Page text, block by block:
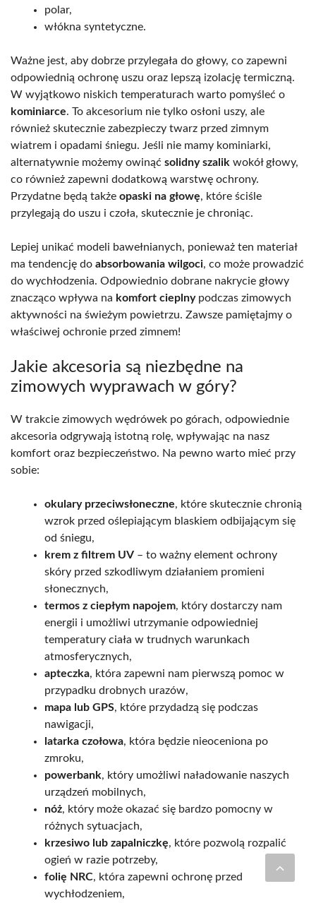
polar,
włókna syntetyczne.
Ważne jest, aby dobrze przylegała do głowy, co zapewni
odpowiednią ochronę uszu oraz lepszą izolację termiczną.
W wyjątkowo niskich temperaturach warto pomyśleć o
kominiarce. To akcesorium nie tylko osłoni uszy, ale
również skutecznie zabezpieczy twarz przed zimnym
wiatrem i opadami śniegu. Jeśli nie mamy kominiarki,
alternatywnie możemy owinąć solidny szalik wokół głowy,
co również zapewni dodatkową warstwę ochrony.
Przydatne będą także opaski na głowę, które ściśle
przylegają do uszu i czoła, skutecznie je chroniąc.
Lepiej unikać modeli bawełnianych, ponieważ ten materiał
ma tendencję do absorbowania wilgoci, co może prowadzić
do wychłodzenia. Odpowiednio dobrane nakrycie głowy
znacząco wpływa na komfort cieplnypodczas zimowych
aktywności na świeżym powietrzu. Zawsze pamiętajmy o
właściwej ochronie przed zimnem!
Jakie akcesoria są niezbędne na
zimowych wyprawach w góry?
W trakcie zimowych wędrówek po górach, odpowiednie
akcesoria odgrywają istotną rolę, wpływając na nasz
komfort oraz bezpieczeństwo. Na pewno warto mieć przy
sobie:
okulary przeciwsłoneczne, które skutecznie chronią
wzrok przed oślepiającym blaskiem odbijającym się
od śniegu,
krem z filtrem UV – to ważny element ochrony
skóry przed szkodliwym działaniem promieni
słonecznych,
termos z ciepłym napojem, który dostarczy nam
energii i umożliwi utrzymanie odpowiedniej
temperatury ciała w trudnych warunkach
atmosferycznych,
apteczka, która zapewni nam pierwszą pomoc w
przypadku drobnych urazów,
mapa lub GPS, które przydadzą się podczas
nawigacji,
latarka czołowa, która będzie nieoceniona po
zmroku,
powerbank, który umożliwi naładowanie naszych
urządzeń mobilnych,
nóż, który może okazać się bardzo pomocny w
różnych sytuacjach,
krzesiwo lub zapalniczkę, które pozwolą rozpalić
ogień w razie potrzeby,
folię NRC, która zapewni ochronę przed
wychłodzeniem,